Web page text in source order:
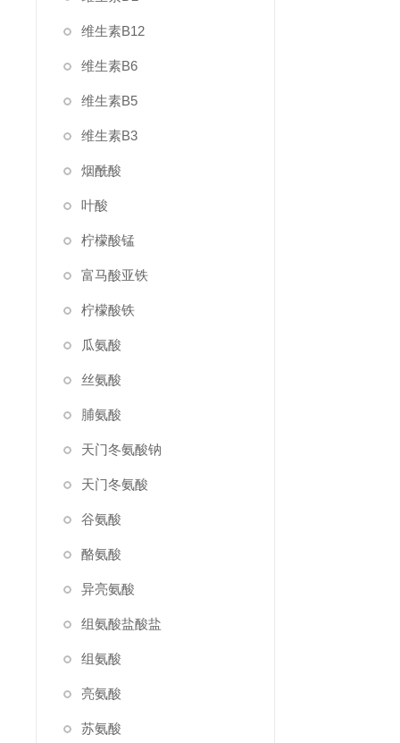
维生素B12
维生素B6
维生素B5
维生素B3
烟酰酸
叶酸
柠檬酸锰
富马酸亚铁
柠檬酸铁
瓜氨酸
丝氨酸
脯氨酸
天门冬氨酸钠
天门冬氨酸
谷氨酸
酪氨酸
异亮氨酸
组氨酸盐酸盐
组氨酸
亮氨酸
苏氨酸